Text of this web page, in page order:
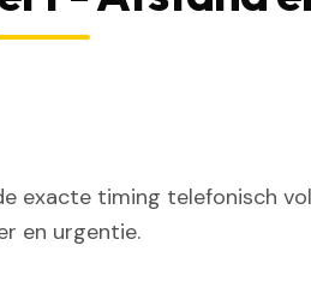
exacte timing telefonisch
en urgentie.